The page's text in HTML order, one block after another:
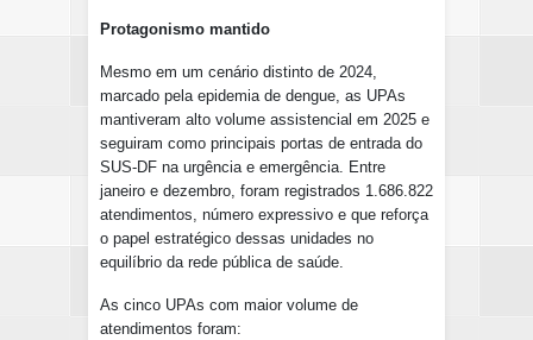
Protagonismo mantido
Mesmo em um cenário distinto de 2024,
marcado pela epidemia de dengue, as UPAs
mantiveram alto volume assistencial em 2025 e
seguiram como principais portas de entrada do
SUS-DF na urgência e emergência. Entre
janeiro e dezembro, foram registrados 1.686.822
atendimentos, número expressivo e que reforça
o papel estratégico dessas unidades no
equilíbrio da rede pública de saúde.
As cinco UPAs com maior volume de
atendimentos foram: